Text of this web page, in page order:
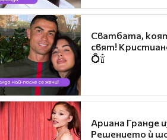
Сватбата,
свят!
💍🍾
Ариана Гранде
Решението ѝ